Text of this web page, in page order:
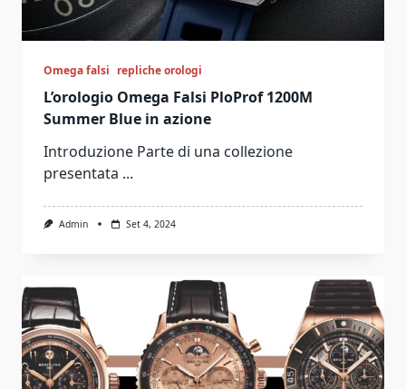
Omega falsi repliche orologi
L’orologio Omega Falsi PloProf 1200M
Summer Blue in azione
Introduzione Parte di una collezione
presentata ...
Admin Set 4, 2024